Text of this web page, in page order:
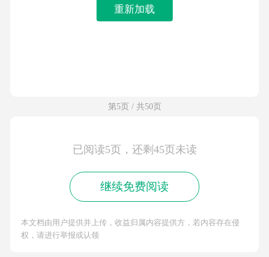
重新加载
第5页 / 共50页
已阅读5页，还剩45页未读
继续免费阅读
本文档由用户提供并上传，收益归属内容提供方，若内容存在侵
权，请进行举报或认领